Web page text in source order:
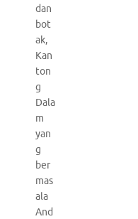
dan
bot
ak,
Kan
ton
g
Dala
m
yan
g
ber
mas
ala
And